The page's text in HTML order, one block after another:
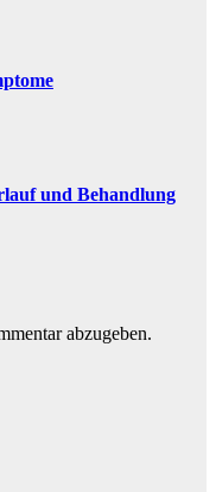
und Behandlung
abzugeben.